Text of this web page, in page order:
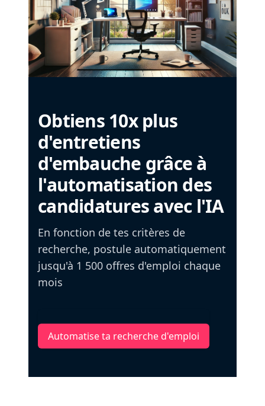
Obtiens 10x plus
d'entretiens
d'embauche grâce à
l'automatisation des
candidatures avec l'IA
En fonction de tes critères de
recherche, postule automatiquement
jusqu'à 1 500 offres d'emploi chaque
mois
Automatise ta recherche d'emploi